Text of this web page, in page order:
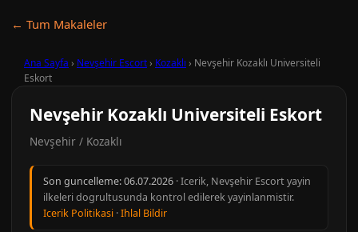
← Tum Makaleler
Ana Sayfa › Nevşehir Escort› Kozaklı › Nevşehir Kozaklı Universiteli
Eskort
Nevşehir Kozaklı Universiteli Eskort
Nevşehir / Kozaklı
Son guncelleme:06.07.2026 · Icerik, Nevşehir Escort yayin
ilkeleri dogrultusunda kontrol edilerek yayinlanmistir.
Icerik Politikasi ·Ihlal Bildir